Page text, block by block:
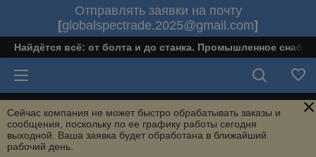
Отправлять заявки на почту
[globalspectrade.2025@gmail.com]
Найдётся всё: от болта и до станка. Промышленное
Сейчас компания не может быстро обрабатывать заказы и
сообщения, поскольку по ее графику работы сегодня
выходной. Ваша заявка будет обработана в ближайший
рабочий день.